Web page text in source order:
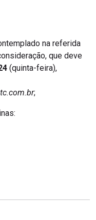
na referida
que deve
(quinta-feira),
;